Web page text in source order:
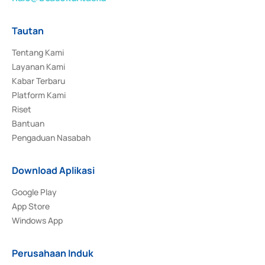
Tautan
Tentang Kami
Layanan Kami
Kabar Terbaru
Platform Kami
Riset
Bantuan
Pengaduan Nasabah
Download Aplikasi
Google Play
App Store
Windows App
Perusahaan Induk